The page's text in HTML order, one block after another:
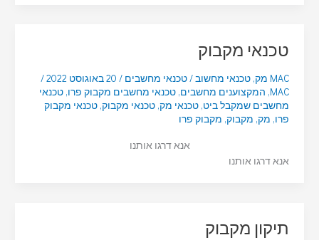
טכנאי מקבוק
MAC מק , טכנאי מחשוב/טכנאי מחשבים / 20 באוגוסט 2022
/
MAC
, המקצוענים מחשבים, טכנאי מחשבים מקבוק פרו, טכנאי
מחשבים שמקבל ביט, טכנאי מק, טכנאי מקבוק, טכנאי מקבוק
פרו, מק, מקבוק, מקבוק פרו
אנא דרגו אותנו
אנא דרגו אותנו
תיקון מקבוק